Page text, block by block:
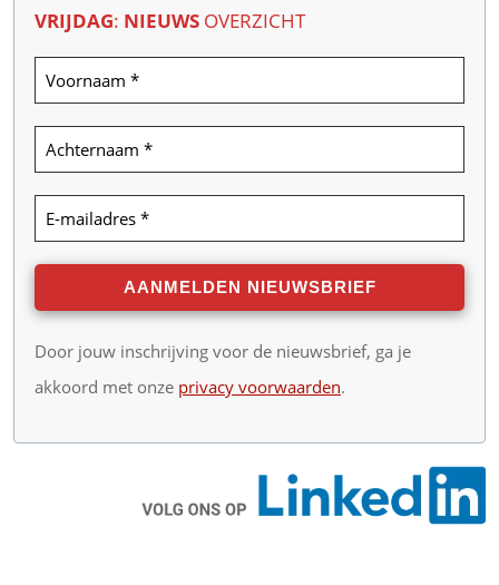
VRIJDAG: NIEUWS OVERZICHT
Door jouw inschrijving voor de nieuwsbrief, ga je
akkoord met onze privacy voorwaarden.